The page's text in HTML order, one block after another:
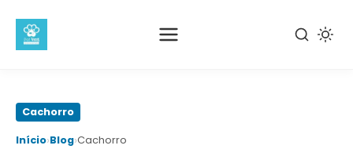
PularCachorro
Início›Blog›Cachorro